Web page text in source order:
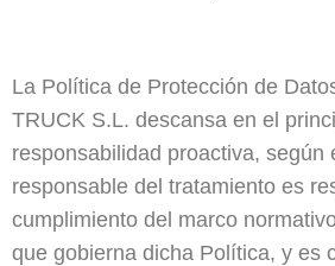
La Política de Protección de
TRUCK S.L. descansa en el
responsabilidad proactiva, según
responsable del tratamiento es
cumplimiento del marco
que gobierna dicha Política, y es